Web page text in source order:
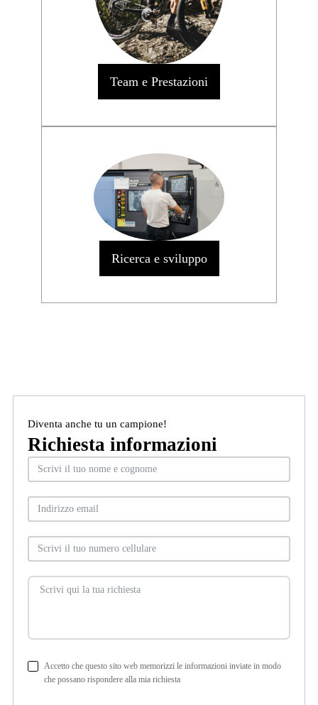
Team e Prestazioni
Ricerca e sviluppo
Diventa anche tu un campione!
Richiesta informazioni
Accetto che questo sito web memorizzi le informazioni inviate in modo
che possano rispondere alla mia richiesta